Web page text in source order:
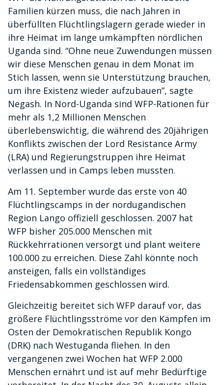
Familien kürzen muss, die nach Jahren in
überfüllten Flüchtlingslagern gerade wieder in
ihre Heimat im lange umkämpften nördlichen
Uganda sind. “Ohne neue Zuwendungen müssen
wir diese Menschen genau in dem Monat im
Stich lassen, wenn sie Unterstützung brauchen,
um ihre Existenz wieder aufzubauen”, sagte
Negash. In Nord-Uganda sind WFP-Rationen für
mehr als 1,2 Millionen Menschen
überlebenswichtig, die während des 20jährigen
Konflikts zwischen der Lord Resistance Army
(LRA) und Regierungstruppen ihre Heimat
verlassen und in Camps leben mussten.
Am 11. September wurde das erste von 40
Flüchtlingscamps in der nordugandischen
Region Lango offiziell geschlossen. 2007 hat
WFP bisher 205.000 Menschen mit
Rückkehrrationen versorgt und plant weitere
100.000 zu erreichen. Diese Zahl könnte noch
ansteigen, falls ein vollständiges
Friedensabkommen geschlossen wird.
Gleichzeitig bereitet sich WFP darauf vor, das
größere Flüchtlingsströme vor den Kämpfen im
Osten der Demokratischen Republik Kongo
(DRK) nach Westuganda fliehen. In den
vergangenen zwei Wochen hat WFP 2.000
Menschen ernährt und ist auf mehr Bedürftige